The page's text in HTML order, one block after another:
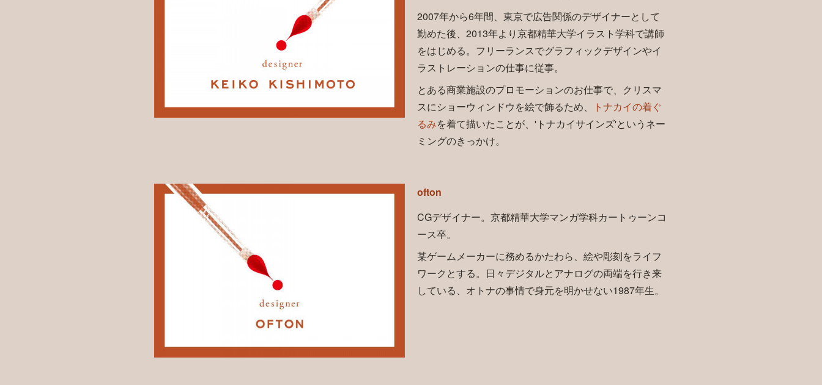
2007年から6年間、東京で広告関係のデザイナーとして
勤めた後、2013年より京都精華大学イラスト学科で講師
をはじめる。フリーランスでグラフィックデザインやイ
ラストレーションの仕事に従事。
とある商業施設のプロモーションのお仕事で、クリスマ
スにショーウィンドウを絵で飾るため、
トナカイの着ぐ
るみを着て描いたことが、'トナカイサインズ'というネー
ミングのきっかけ。
ofton
CGデザイナー。京都精華大学マンガ学科カートゥーンコ
ース卒。
某ゲームメーカーに務めるかたわら、絵や彫刻をライフ
ワークとする。日々デジタルとアナログの両端を行き来
している、オトナの事情で身元を明かせない1987年生。